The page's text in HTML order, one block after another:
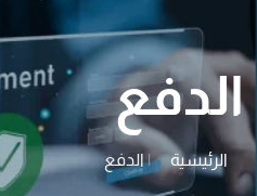
الدفع
الرئيسية |الدفع